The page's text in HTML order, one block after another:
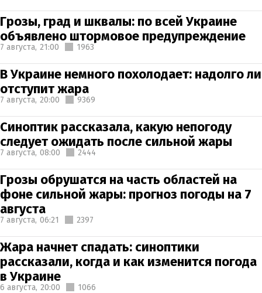
Грозы, град и шквалы: по всей Украине
объявлено штормовое предупреждение
7 августа, 21:00 1963
В Украине немного похолодает: надолго ли
отступит жара
7 августа, 20:00 9369
Синоптик рассказала, какую непогоду
следует ожидать после сильной жары
7 августа, 08:00 2444
Грозы обрушатся на часть областей на
фоне сильной жары: прогноз погоды на 7
августа
7 августа, 06:21 2397
Жара начнет спадать: синоптики
рассказали, когда и как изменится погода
в Украине
6 августа, 20:00 1066